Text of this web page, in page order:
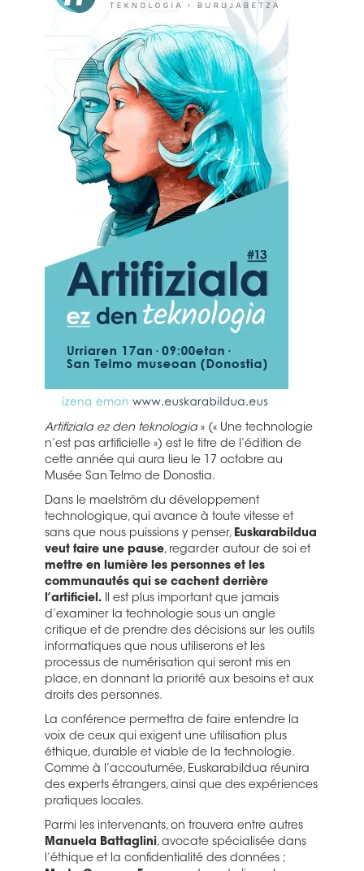
Artifiziala ez den teknologia» (« Une technologie
n’est pas artificielle ») est le titre de l’édition de
cette année qui aura lieu le 17 octobre au
Musée San Telmo de Donostia.
Dans le maelström du développement
technologique, qui avance à toute vitesse et
sans que nous puissions y penser, Euskarabildua
veut faire une pause, regarder autour de soi et
mettre en lumière les personnes et les
communautés qui se cachent derrière
l’artificiel. Il est plus important que jamais
d’examiner la technologie sous un angle
critique et de prendre des décisions sur les outils
informatiques que nous utiliserons et les
processus de numérisation qui seront mis en
place, en donnant la priorité aux besoins et aux
droits des personnes.
La conférence permettra de faire entendre la
voix de ceux qui exigent une utilisation plus
éthique, durable et viable de la technologie.
Comme à l’accoutumée, Euskarabildua réunira
des experts étrangers, ainsi que des expériences
pratiques locales.
Parmi les intervenants, on trouvera entre autres
Manuela Battaglini, avocate spécialisée dans
l’éthique et la confidentialité des données ;